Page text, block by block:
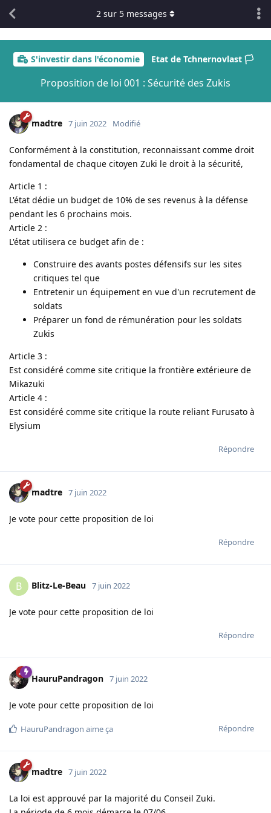
S'investir dans l'économie Etat de Tchnernovlast 🏳️
Proposition de loi 001 : Sécurité des Zukis
2 sur 5 messages
madtre 7 juin 2022 Modifié
Conformément à la constitution, reconnaissant comme droit
fondamental de chaque citoyen Zuki le droit à la sécurité,
Article 1 :
L'état dédie un budget de 10% de ses revenus à la défense
pendant les 6 prochains mois.
Article 2 :
L'état utilisera ce budget afin de :
Construire des avants postes défensifs sur les sites
critiques tel que
Entretenir un équipement en vue d'un recrutement de
soldats
Préparer un fond de rémunération pour les soldats
Zukis
Article 3 :
Est considéré comme site critique la frontière extérieure de
Mikazuki
Article 4 :
Est considéré comme site critique la route reliant Furusato à
Elysium
Répondre
madtre 7 juin 2022
Je vote pour cette proposition de loi
Répondre
B Blitz-Le-Beau 7 juin 2022
Je vote pour cette proposition de loi
Répondre
HauruPandragon 7 juin 2022
Je vote pour cette proposition de loi
Répondre
HauruPandragon aime ça
madtre 7 juin 2022
La loi est approuvé par la majorité du Conseil Zuki.